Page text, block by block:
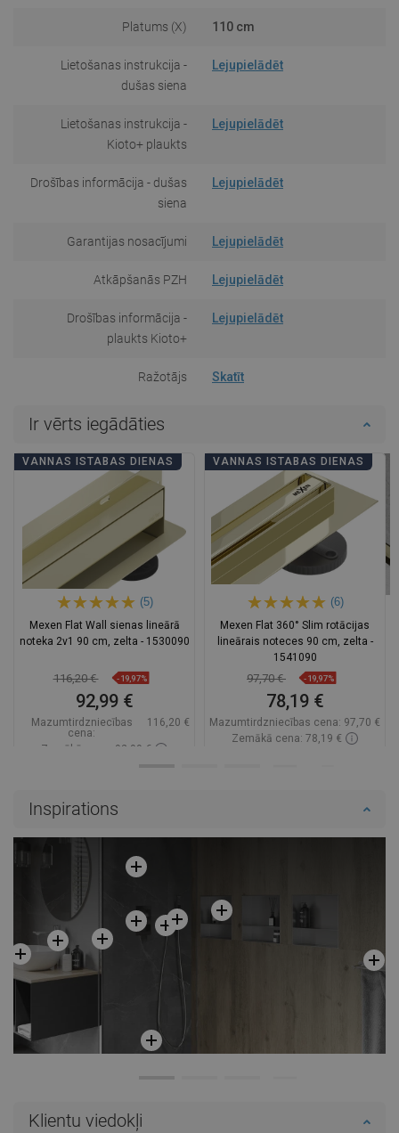
Platums (X) 110 cm
Lietošanas instrukcija -
dušas siena
Lejupielādēt
Lietošanas instrukcija -
Kioto+ plaukts
Lejupielādēt
Drošības informācija - dušas
siena
Lejupielādēt
Garantijas nosacījumi Lejupielādēt
Atkāpšanās PZH Lejupielādēt
Drošības informācija -
plaukts Kioto+
Lejupielādēt
Ražotājs Skatīt
Ir vērts iegādāties
VANNAS ISTABAS DIENAS
(5)
Mexen Flat Wall sienas lineārā
noteka 2v1 90 cm, zelta - 1530090
116,20 € -19,97%
92,99 €
Mazumtirdzniecības
cena:
116,20 €
Zemākā cena: 92,99 €
Ielikt grozā
VANNAS ISTABAS DIENAS
(6)
Mexen Flat 360° Slim rotācijas
lineārais noteces 90 cm, zelta -
1541090
97,70 € -19,97%
78,19 €
Mazumtirdzniecības cena: 97,70 €
Zemākā cena: 78,19 €
Inspirations
Klientu viedokļi